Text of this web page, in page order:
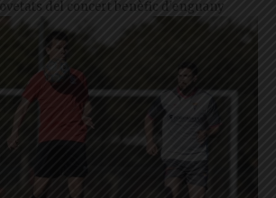
del concert benèfic d'enguany